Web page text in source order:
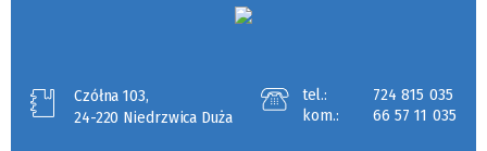
Czółna 103,
24-220 Niedrzwica Duża
tel.:
724 815 035
kom.:
66 57 11 035